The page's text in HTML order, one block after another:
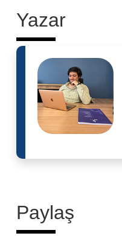
Yazar
Paylaş